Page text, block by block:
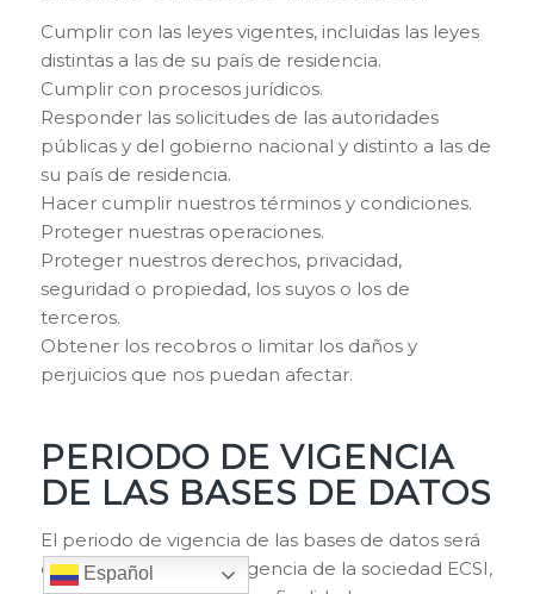
Cumplir con las leyes vigentes, incluidas las leyes
distintas a las de su país de residencia.
Cumplir con procesos jurídicos.
Responder las solicitudes de las autoridades
públicas y del gobierno nacional y distinto a las de
su país de residencia.
Hacer cumplir nuestros términos y condiciones.
Proteger nuestras operaciones.
Proteger nuestros derechos, privacidad,
seguridad o propiedad, los suyos o los de
terceros.
Obtener los recobros o limitar los daños y
perjuicios que nos puedan afectar.
PERIODO DE VIGENCIA
DE LAS BASES DE DATOS
El periodo de vigencia de las bases de datos será
el mismo periodo de vigencia de la sociedad ECSI,
Español